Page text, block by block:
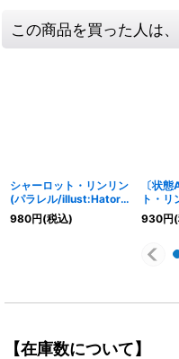
この商品を買った人は
シャーロット・リンリン
(パラレル/illust:Hatori
Kyoka)【R/P】{OP11-
073}
980円(税込)
〔状
ト・リ
ル/
【R/P
930円
【在庫数について】